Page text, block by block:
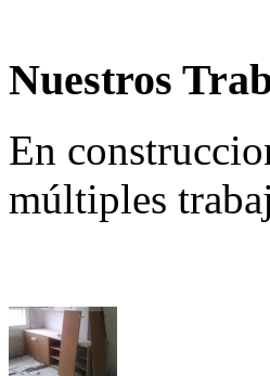
Nuestros
En
múltiples